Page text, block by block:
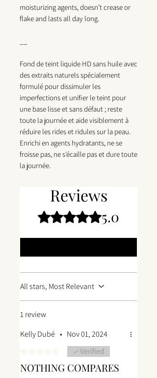
moisturizing agents, doesn’t crease or
flake and lasts all day long.
Fond de teint liquide HD sans huile avec
des extraits naturels spécialement
formulé pour dissimuler les
imperfections et unifier le teint pour
une base lisse et sans défaut ; reste
toute la journée et aide visiblement à
réduire les rides et ridules sur la peau.
Enrichi en agents hydratants, ne se
froisse pas, ne s'écaille pas et dure toute
la journée.
Reviews
Rated 5 out of 5 stars.5.0
All stars, Most Relevant
1 review
Kelly Dubé • Nov 01, 2024
Rated 5 out of 5 stars.
Verified
NOTHING COMPARES